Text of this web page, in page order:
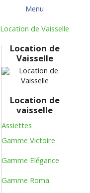
Menu
Location de Vaisselle
Location de
Vaisselle
Location de
vaisselle
Assiettes
Gamme Victoire
Gamme Elégance
Gamme Roma